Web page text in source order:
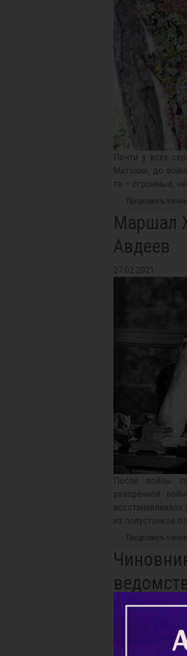
Почти у всех
Метохии, до
то – огромные,
Продолжить чтение
Маршал
Авдеев
27.02.2021
После войны
разорённой
из полустанков
Продолжить чтение
26.02.2021